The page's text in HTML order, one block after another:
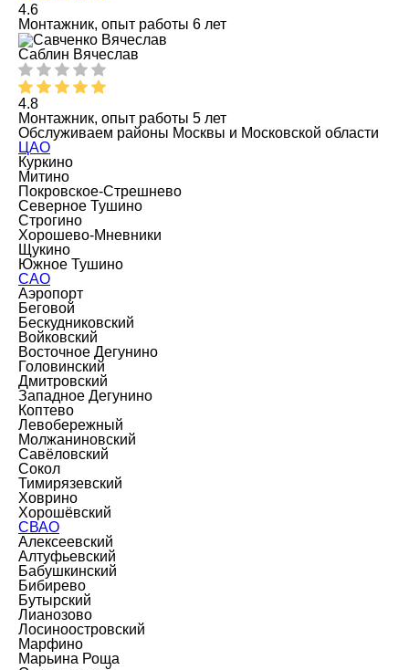
4.6
Монтажник, опыт работы 6 лет
Саблин Вячеслав
4.8
Монтажник, опыт работы 5 лет
Обслуживаем районы Москвы и Московской области
ЦАО
Куркино
Митино
Покровское-Стрешнево
Северное Тушино
Строгино
Хорошево-Мневники
Щукино
Южное Тушино
САО
Аэропорт
Беговой
Бескудниковский
Войковский
Восточное Дегунино
Головинский
Дмитровский
Западное Дегунино
Коптево
Левобережный
Молжаниновский
Савёловский
Сокол
Тимирязевский
Ховрино
Хорошёвский
СВАО
Алексеевский
Алтуфьевский
Бабушкинский
Бибирево
Бутырский
Лианозово
Лосиноостровский
Марфино
Марьина Роща